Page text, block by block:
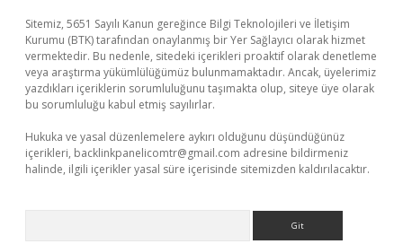
Sitemiz, 5651 Sayılı Kanun gereğince Bilgi Teknolojileri ve İletişim
Kurumu (BTK) tarafından onaylanmış bir Yer Sağlayıcı olarak hizmet
vermektedir. Bu nedenle, sitedeki içerikleri proaktif olarak denetleme
veya araştırma yükümlülüğümüz bulunmamaktadır. Ancak, üyelerimiz
yazdıkları içeriklerin sorumluluğunu taşımakta olup, siteye üye olarak
bu sorumluluğu kabul etmiş sayılırlar.
Hukuka ve yasal düzenlemelere aykırı olduğunu düşündüğünüz
içerikleri, backlinkpanelicomtr@gmail.com adresine bildirmeniz
halinde, ilgili içerikler yasal süre içerisinde sitemizden kaldırılacaktır.